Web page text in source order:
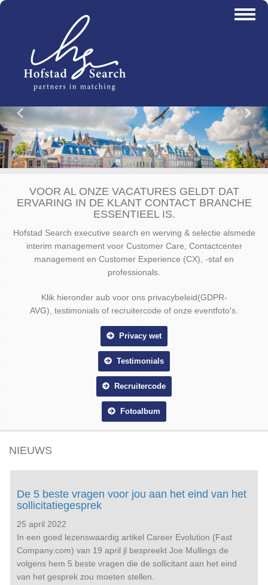
Overslaan
Vorige
VOOR AL ONZE VACATURES GELDT DAT
ERVARING IN DE KLANT CONTACT BRANCHE
ESSENTIEEL IS.
Hofstad Search executive search en werving & selectie alsmede
interim management voor Customer Care, Contactcenter
management en Customer Experience (CX), -staf en
professionals.
Klik hieronder aub voor ons privacybeleid(GDPR-
AVG), testimonials of recruitercode of onze eventfoto's.
Privacy wet
Testimonials
Recruitercode
Fotoalbum
NIEUWS
De 5 beste vragen voor jou aan het eind van het
sollicitatiegesprek
25 april 2022
In een goed lezenswaardig artikel Career Evolution (Fast
Company.com) van 19 april jl bespreekt Joe Mullings de
volgens hem 5 beste vragen die de sollicitant aan het eind
van het gesprek zou moeten stellen.